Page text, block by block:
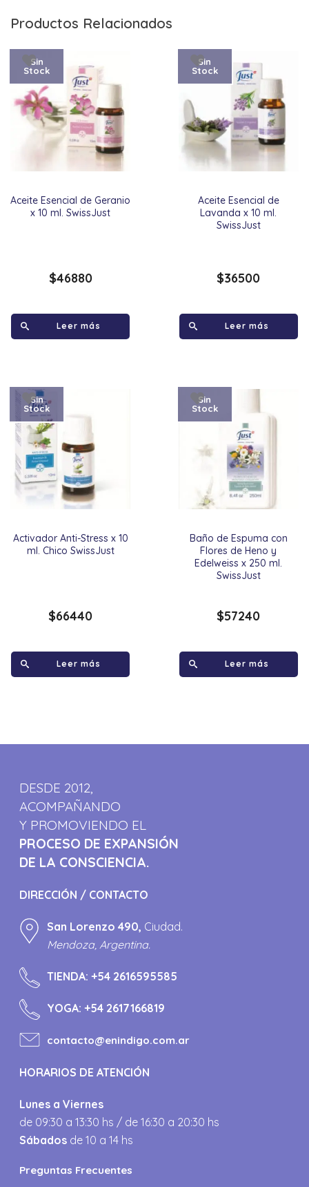
Productos Relacionados
Aceite Esencial de Geranio
x 10 ml. SwissJust
Sin
Stock
$46880
Leer más
Aceite Esencial de
Lavanda x 10 ml.
SwissJust
Sin
Stock
$36500
Leer más
Activador Anti-Stress x 10
ml. Chico SwissJust
Sin
Stock
$66440
Leer más
Baño de Espuma con
Flores de Heno y
Edelweiss x 250 ml.
SwissJust
Sin
Stock
$57240
Leer más
DESDE 2012,
ACOMPAÑANDO
Y PROMOVIENDO EL
PROCESO DE EXPANSIÓN
DE LA CONSCIENCIA.
DIRECCIÓN / CONTACTO
San Lorenzo 490, Ciudad.
Mendoza, Argentina.
TIENDA:+54 2616595585
YOGA:+54 2617166819
contacto@enindigo.com.ar
HORARIOS DE ATENCIÓN
Lunes a Viernes
de 09:30 a 13:30 hs / de 16:30 a 20:30 hs
Sábados de 10 a 14 hs
Preguntas Frecuentes